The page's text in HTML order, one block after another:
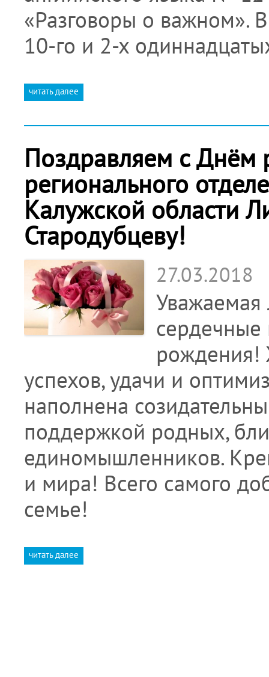
«Разговоры о важном».
10-го и 2-х
читать далее
Поздравляем с Днём
регионального
Калужской области
Стародубцеву!
27.03.2018
Уважаемая
рождения!
успехов, удачи и
наполнена
поддержкой родных,
единомышленников.
и мира! Всего самого
семье!
читать далее